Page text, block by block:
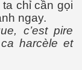
chỉ cần gọi
ngay.
c’est pire
harcèle et